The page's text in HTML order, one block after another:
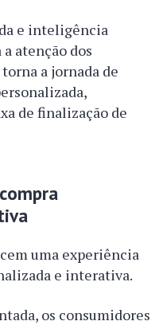
e inteligência
atenção dos
a jornada de
de finalização de
uma experiência
e interativa.
os consumidores